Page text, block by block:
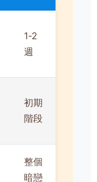
1-2
週
初期
階段
整個
暗戀